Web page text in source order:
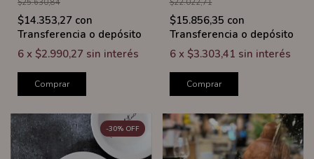
$25.630,84
$14.353,27 con
Transferencia o depósito
6 x $2.990,27 sin interés
Comprar
$22.022,71
$15.856,35 con
Transferencia o depósito
6 x $3.303,41 sin interés
Comprar
-30% OFF